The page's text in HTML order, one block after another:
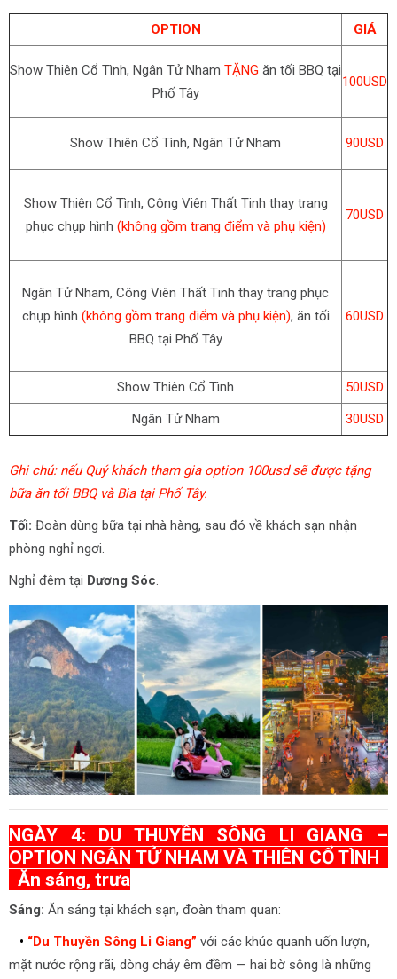
OPTION GIÁ
Show Thiên Cổ Tình, Ngân Tử Nham TẶNG ăn tối BBQ tại
Phố Tây
100USD
Show Thiên Cổ Tình, Ngân Tử Nham 90USD
Show Thiên Cổ Tình, Công Viên Thất Tinh thay trang
phục chụp hình (không gồm trang điểm và phụ kiện)
70USD
Ngân Tử Nham, Công Viên Thất Tinh thay trang phục
chụp hình (không gồm trang điểm và phụ kiện), ăn tối
BBQ tại Phố Tây
60USD
Show Thiên Cổ Tình
50USD
Ngân Tử Nham
30USD
Ghi chú: nếu Quý khách tham gia option 100usd sẽ được tặng
bữa ăn tối BBQ và Bia tại Phố Tây.
Tối: Đoàn dùng bữa tại nhà hàng, sau đó về khách sạn nhận
phòng nghỉ ngơi.
Nghỉ đêm tại Dương Sóc.
NGÀY 4: DU THUYỀN SÔNG LI GIANG –
OPTION NGÂN TỬ NHAM VÀ THIÊN CỔ TÌNH
Ăn sáng, trưa
Sáng: Ăn sáng tại khách sạn, đoàn tham quan:
• “Du Thuyền Sông Li Giang” với các khúc quanh uốn lượn,
mặt nước rộng rãi, dòng chảy êm đềm — hai bờ sông là những